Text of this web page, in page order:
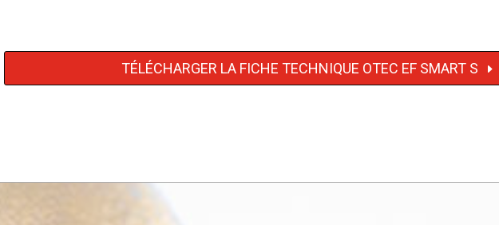
TÉLÉCHARGER LA FICHE TECHNIQUE OTEC EF SMART S